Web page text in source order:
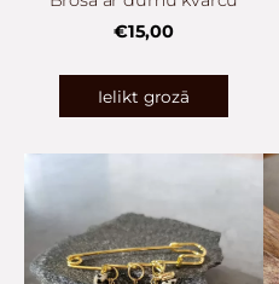
€15,00
Ielikt grozā